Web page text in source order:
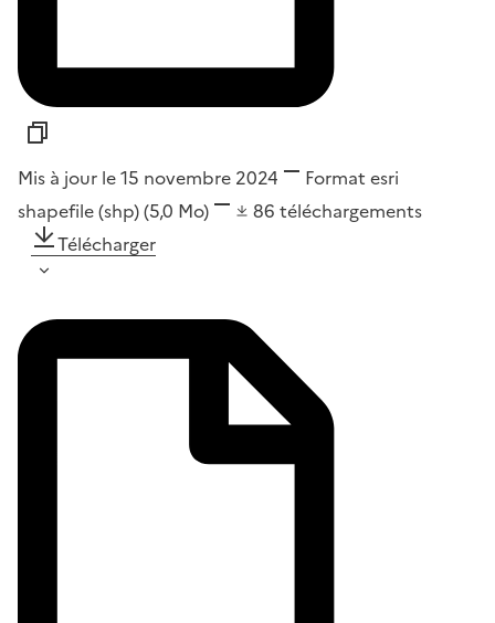
Mis à jour le 15 novembre 2024 Format esri
shapefile (shp)(5,0 Mo) 86 téléchargements
Télécharger